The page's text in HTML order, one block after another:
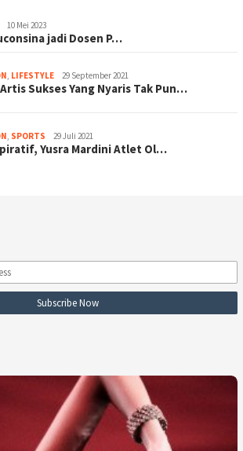
10 Mei 2023
jadi Dosen P…
LIFESTYLE 29 September 2021
Sukses Yang Nyaris Tak Pun…
SPORTS 29 Juli 2021
Yusra Mardini Atlet Ol…